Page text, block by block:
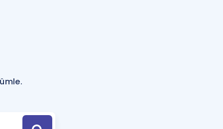
Hesaplama Aracı
için Öneriler
Tek Takvimde